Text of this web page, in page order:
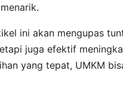
ini akan mengupas
juga efektif
yang tepat, UMKM